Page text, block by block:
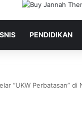
PENDIDIKAN
“UKW Perbatasan” di